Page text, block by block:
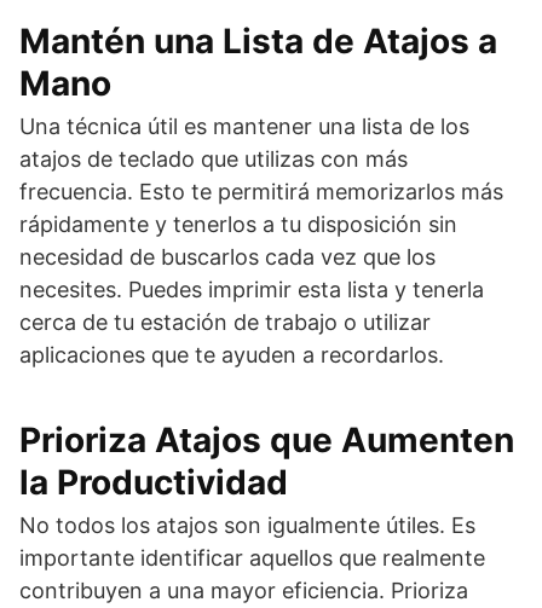
Mantén una Lista de Atajos a
Mano
Una técnica útil es mantener una lista de los
atajos de teclado que utilizas con más
frecuencia. Esto te permitirá memorizarlos más
rápidamente y tenerlos a tu disposición sin
necesidad de buscarlos cada vez que los
necesites. Puedes imprimir esta lista y tenerla
cerca de tu estación de trabajo o utilizar
aplicaciones que te ayuden a recordarlos.
Prioriza Atajos que Aumenten
la Productividad
No todos los atajos son igualmente útiles. Es
importante identificar aquellos que realmente
contribuyen a una mayor eficiencia. Prioriza